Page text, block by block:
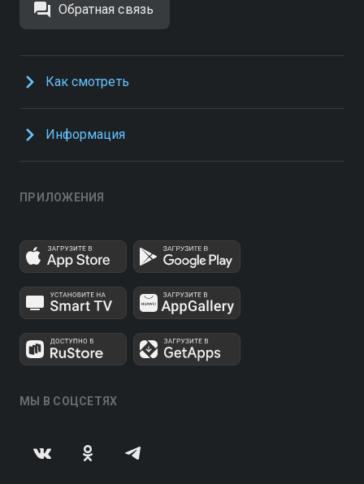
Обратная связь
Как смотреть
Информация
ПРИЛОЖЕНИЯ
МЫ В СОЦСЕТЯХ